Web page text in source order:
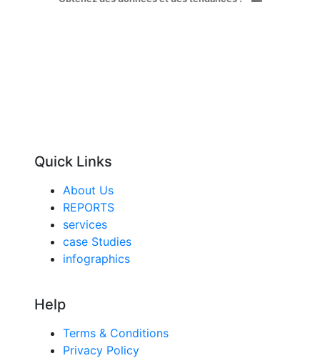
Quick Links
About Us
REPORTS
services
case Studies
infographics
Help
Terms & Conditions
Privacy Policy